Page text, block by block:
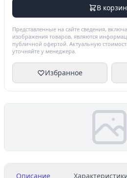
В
Представленные на сайте сведения,
изображения товаров, являются
публичной офертой. Актуальную
уточняйте у менеджера.
Избранное
Описание